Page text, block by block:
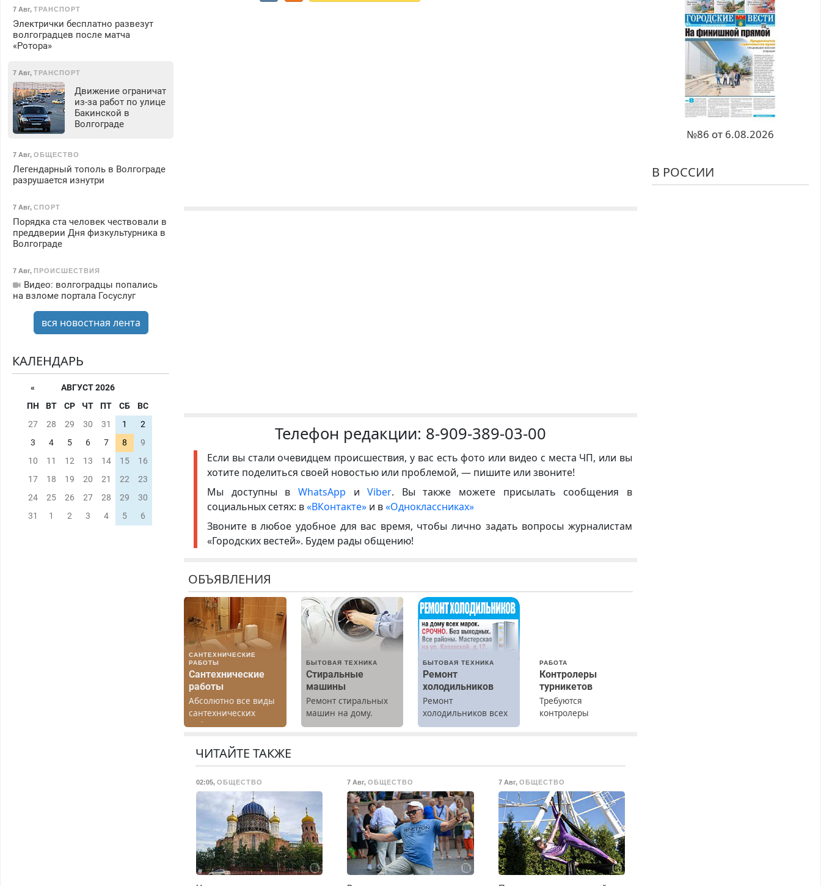
Телефон редакции: 8-909-389-03-00
Если вы стали очевидцем происшествия, у вас есть фото или видео с места ЧП, или вы
хотите поделиться своей новостью или проблемой, — пишите или звоните!
Мы доступны в WhatsApp иViber. Вы также можете присылать сообщения в
социальных сетях: в«ВКонтакте» и в«Одноклассниках»
Звоните в любое удобное для вас время, чтобы лично задать вопросы журналистам
«Городских вестей». Будем рады общению!
ОБЪЯВЛЕНИЯ
САНТЕХНИЧЕСКИЕ
РАБОТЫ
Сантехнические
работы
Абсолютно все виды
сантехнических
работ. Быстро.
Недорого.
БЫТОВАЯ ТЕХНИКА
Стиральные
машины
Ремонт стиральных
машин на дому.
Выезд и диагностика
БЫТОВАЯ ТЕХНИКА
Ремонт
холодильников
Ремонт
холодильников всех
марок на дому.
РАБОТА
Контролеры
турникетов
Требуются
контролеры
ТК РФ. График работы
любой. Бесплатное
проживание. З/п – до
96000 рублей до
вычета налогов.
Ежемесячно
выплачивается
денежная премия.
ЧИТАЙТЕ ТАКЖЕ
02:05,ОБЩЕСТВО 7 Авг,ОБЩЕСТВО 7 Авг, ОБЩЕСТВО
7 Авг, ТРАНСПОРТ
Электрички бесплатно развезут
волгоградцев после матча
«Ротора»
7 Авг, ТРАНСПОРТ
Движение ограничат
из-за работ по улице
Бакинской в
Волгограде
7 Авг, ОБЩЕСТВО
Легендарный тополь в Волгограде
разрушается изнутри
7 Авг, СПОРТ
Порядка ста человек чествовали в
преддверии Дня физкультурника в
Волгограде
7 Авг, ПРОИСШЕСТВИЯ
Видео: волгоградцы попались
на взломе портала Госуслуг
вся новостная лента
КАЛЕНДАРЬ
«
АВГУСТ 2026
ПН
ВТ СР ЧТ ПТ СБ
ВС
27
28 29 30 31 1
2
3
4 5 6 7 8
9
10
11 12 13 14 15
16
17
18 19 20 21 22
23
24
25 26 27 28 29
30
31
1 2 3 4 5 6
№86 от 6.08.2026
В РОССИИ